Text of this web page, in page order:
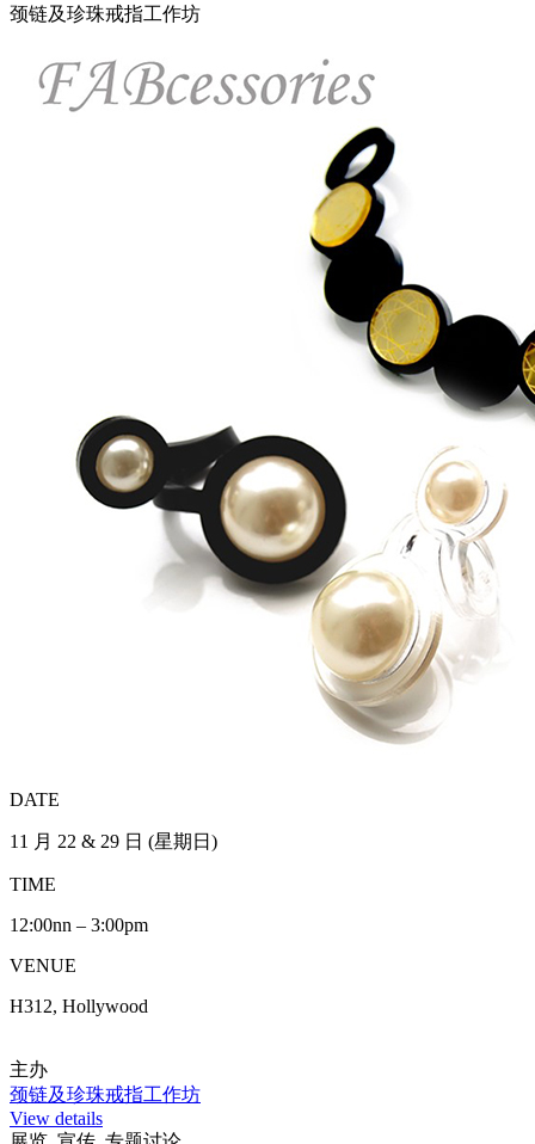
颈链及珍珠戒指工作坊
DATE
11 月 22 & 29 日 (星期日)
TIME
12:00nn – 3:00pm
VENUE
H312, Hollywood
主办
颈链及珍珠戒指工作坊
View details